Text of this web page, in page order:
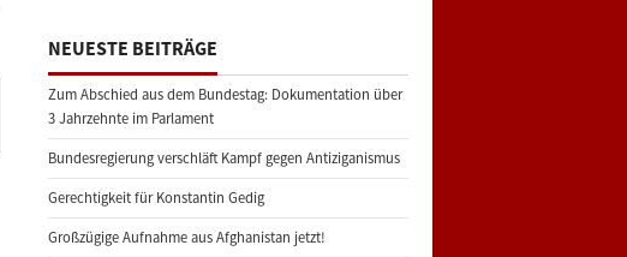
NEUESTE BEITRÄGE
Zum Abschied aus dem Bundestag: Dokumentation über
3 Jahrzehnte im Parlament
Bundesregierung verschläft Kampf gegen Antiziganismus
Gerechtigkeit für Konstantin Gedig
Großzügige Aufnahme aus Afghanistan jetzt!